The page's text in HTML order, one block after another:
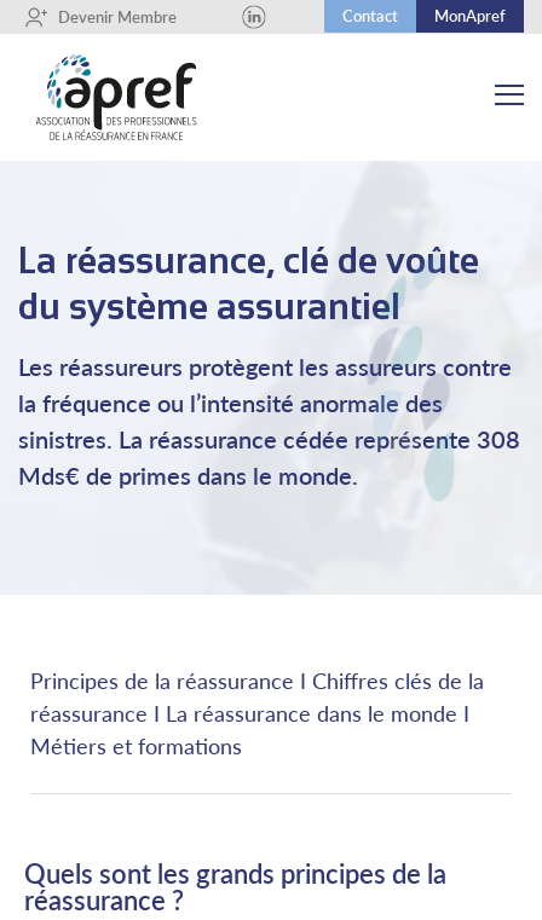
+ Devenir Membre Contact MonApref
La réassurance, clé de voûte
du système assurantiel
Les réassureurs protègent les assureurs contre
la fréquence ou l’intensité anormale des
sinistres. La réassurance cédée représente 308
Mds€ de primes dans le monde.
Principes de la réassurance I Chiffres clés de la
réassurance I La réassurance dans le monde I
Métiers et formations
Quels sont les grands principes de la
réassurance ?